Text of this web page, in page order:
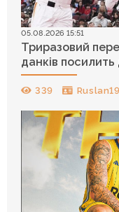
05.08.2026 15:51
Триразовий
данків
339